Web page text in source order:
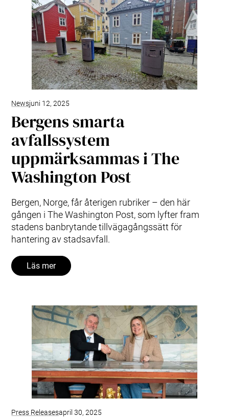
Newsjuni 12, 2025
Bergens smarta
avfallssystem
uppmärksammas i The
Washington Post
Bergen, Norge, får återigen rubriker – den här
gången i The Washington Post, som lyfter fram
stadens banbrytande tillvägagångssätt för
hantering av stadsavfall.
Läs mer
Press Releasesapril 30, 2025